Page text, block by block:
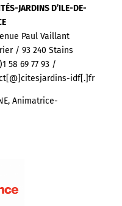
JARDINS D’ILE-DE-
Paul Vaillant
/ 93 240 Stains
58 69 77 93 /
idf[.]fr
Animatrice-